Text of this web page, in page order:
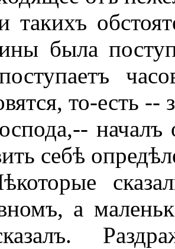
была
то-есть --
началъ
себѣ
а